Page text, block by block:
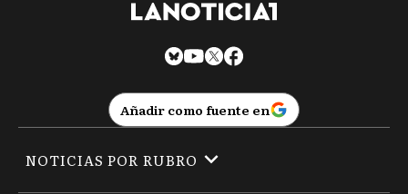
Añadir como fuente en
NOTICIAS POR RUBRO